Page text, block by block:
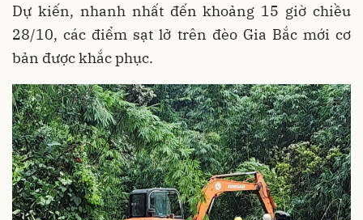
Dự kiến, nhanh nhất đến khoảng 15 giờ chiều
28/10, các điểm sạt lở trên đèo Gia Bắc mới cơ
bản được khắc phục.